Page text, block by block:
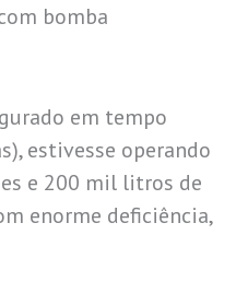
bomba
em tempo
estivesse operando
e 200 mil litros de
enorme deficiência,